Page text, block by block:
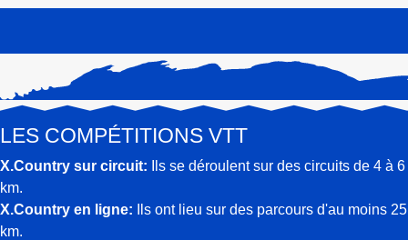
LES COMPÉTITIONS VTT
X.Country sur circuit: Ils se déroulent sur des circuits de 4 à 6
km.
X.Country en ligne: Ils ont lieu sur des parcours d'au moins 25
km.